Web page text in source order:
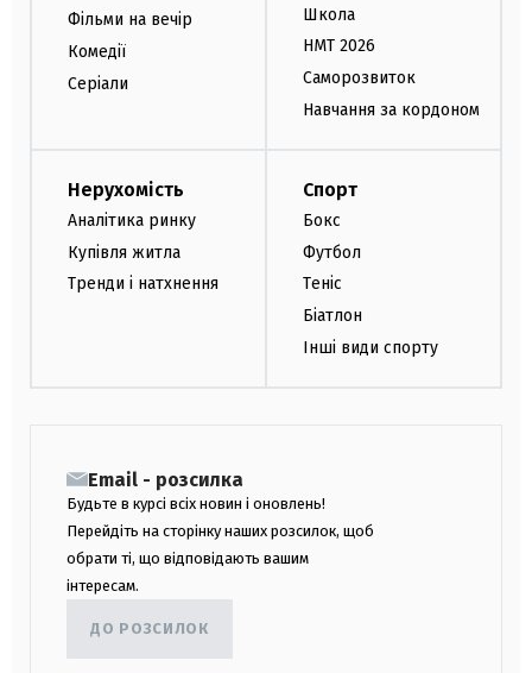
Фільми на вечір
Комедії
Серіали
Школа
НМТ 2026
Саморозвиток
Навчання за кордоном
Нерухомість
Аналітика ринку
Купівля житла
Тренди і натхнення
Спорт
Бокс
Футбол
Теніс
Біатлон
Інші види спорту
Email - розсилка
Будьте в курсі всіх новин і оновлень!
Перейдіть на сторінку наших розсилок, щоб
обрати ті, що відповідають вашим
інтересам.
ДО РОЗСИЛОК